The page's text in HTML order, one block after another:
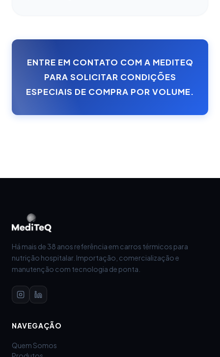
ENTRE EM CONTATO COM A MEDITEQ
PARA SOLICITAR CONDIÇÕES
ESPECIAIS DE COMPRA POR VOLUME.
Há mais de 38 anos referência em carros térmicos para
nutrição hospitalar. Importação, comercialização e
manutenção com tecnologia de ponta.
NAVEGAÇÃO
Quem Somos